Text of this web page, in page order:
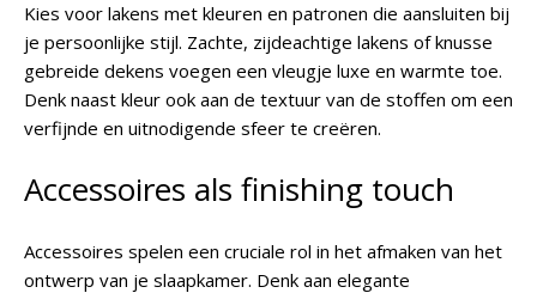
Kies voor lakens met kleuren en patronen die aansluiten bij
je persoonlijke stijl. Zachte, zijdeachtige lakens of knusse
gebreide dekens voegen een vleugje luxe en warmte toe.
Denk naast kleur ook aan de textuur van de stoffen om een
verfijnde en uitnodigende sfeer te creëren.
Accessoires als finishing touch
Accessoires spelen een cruciale rol in het afmaken van het
ontwerp van je slaapkamer. Denk aan elegante